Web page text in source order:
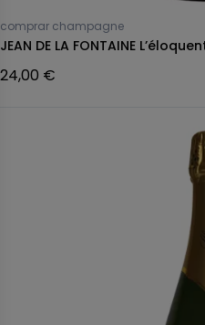
comprar champagne
JEAN DE LA FONTAINE
24,00 €